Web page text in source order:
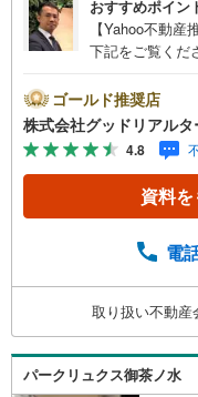
おすすめポイン
【Yahoo不動
下記をご覧くだ
介です。投資用
空室リスクです
いてしまえば、
ご紹介するマン
ろんのこと、
貸営業経験ス
ての対策はお
い合わせくださ
わたり、得られ
料等については
で、空室または
賃料相場に基づ
ゴールド推奨店
株式会社グッドリアルタ
4.8
資料を
電
取り扱い不動産
パークリュクス御茶ノ水